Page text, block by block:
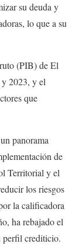
su deuda y
lo que a su
(PIB) de El
2023, y el
que
panorama
de
Territorial y el
los riesgos
la calificadora
ha rebajado el
perfil crediticio.